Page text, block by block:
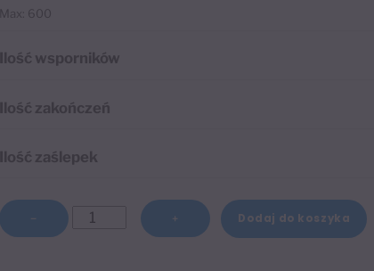
Max: 600
Ilość wsporników
Ilość zakończeń
Ilość zaślepek
−
ilość
+ Dodaj do koszyka